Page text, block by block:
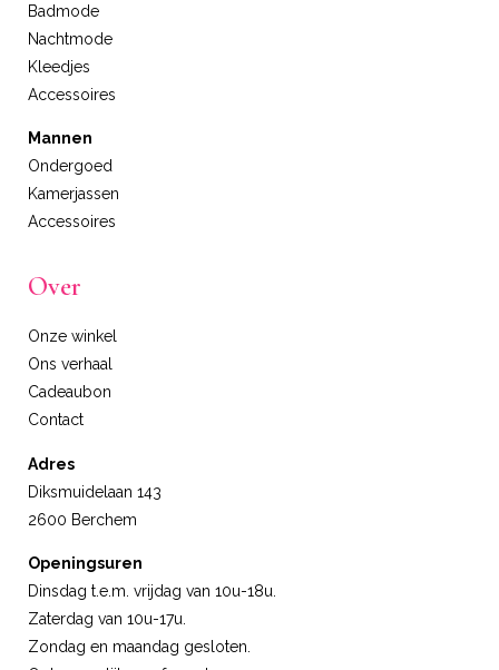
Badmode
Nachtmode
Kleedjes
Accessoires
Mannen
Ondergoed
Kamerjassen
Accessoires
Over
Onze winkel
Ons verhaal
Cadeaubon
Contact
Adres
Diksmuidelaan 143
2600 Berchem
Openingsuren
Dinsdag t.e.m. vrijdag van 10u-18u.
Zaterdag van 10u-17u.
Zondag en maandag gesloten.